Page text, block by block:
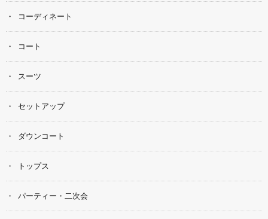
コーディネート
コート
スーツ
セットアップ
ダウンコート
トップス
パーティー・二次会